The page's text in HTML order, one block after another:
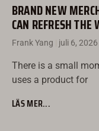
BRAND NEW
CAN REFRESH THE
Frank Yang juli 6, 2026
There is a small
uses a product for
LÄS MER...